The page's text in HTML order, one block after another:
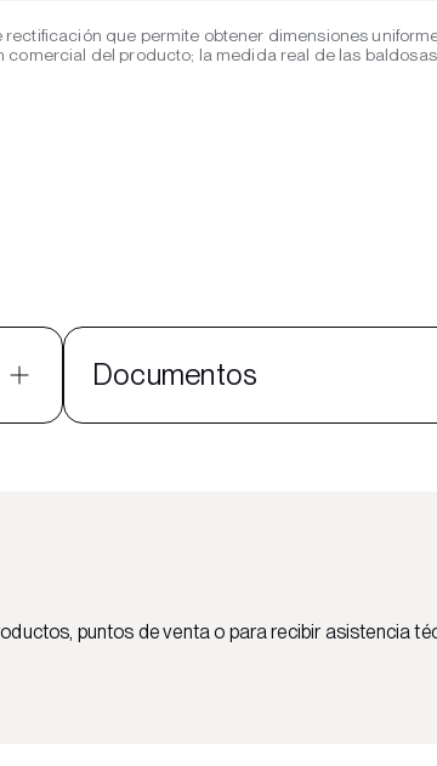
que permite obtener dimensiones
del producto; la medida real de las
Documentos
puntos de venta o para recibir asistencia